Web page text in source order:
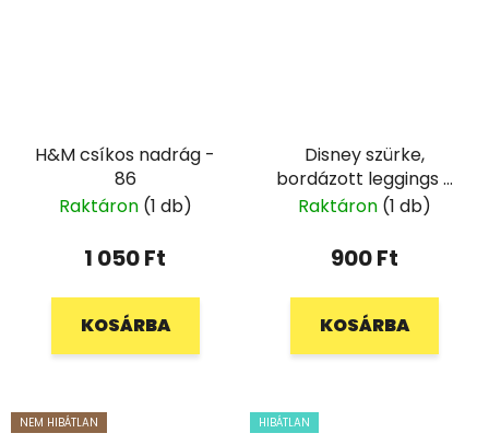
H&M csíkos nadrág -
86
Raktáron (1 db)
1 050 Ft
KOSÁRBA
Disney szürke,
bordázott leggings -
86
Raktáron (1 db)
900 Ft
KOSÁRBA
NEM HIBÁTLAN HIBÁTLAN